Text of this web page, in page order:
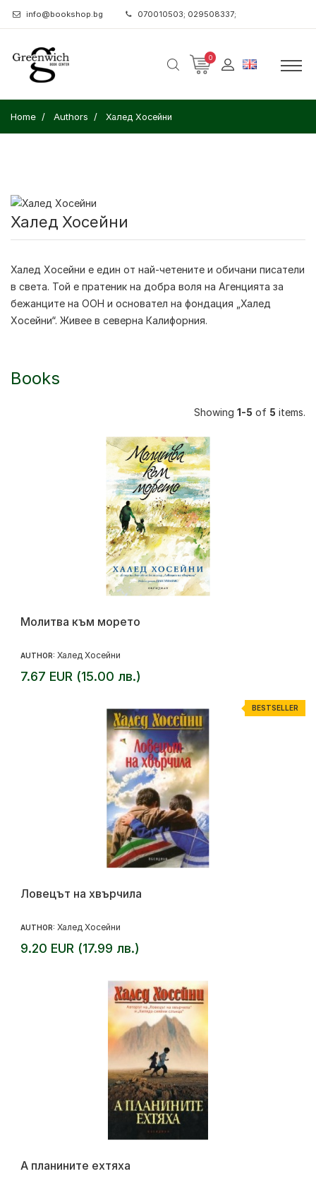
info@bookshop.bg 070010503; 029508337;
0
Home Authors Халед Хосейни
Халед Хосейни
Халед Хосейни е един от най-четените и обичани писатели
в света. Той е пратеник на добра воля на Агенцията за
бежанците на ООН и основател на фондация
„Халед
Хосейни“. Живее в северна Калифорния.
Books
Showing 1-5 of 5 items.
Молитва към морето
AUTHOR: Халед Хосейни
7.67 EUR (15.00 лв.)
BESTSELLER
Ловецът на хвърчила
AUTHOR: Халед Хосейни
9.20 EUR (17.99 лв.)
А планините ехтяха